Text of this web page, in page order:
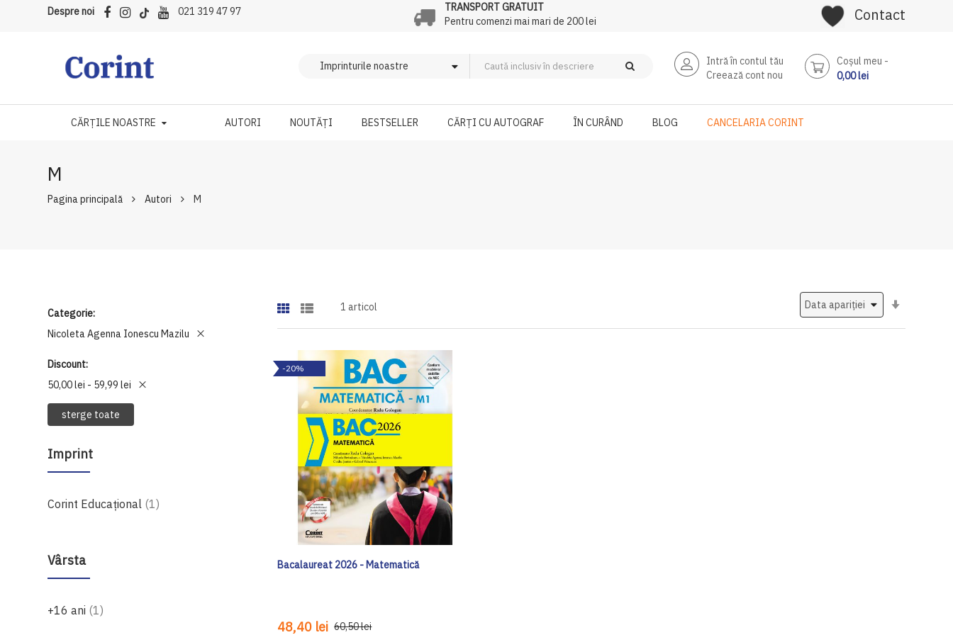
Despre noi 021 319 47 97
TRANSPORT GRATUIT
Pentru comenzi mai mari de 200 lei
Contact
Intră în contul tău
Creează cont nou
Coşul meu
0,00 lei
CĂRȚILE NOASTRE AUTORI NOUTĂȚI BESTSELLER CĂRȚI CU AUTOGRAF ÎN CURÂND BLOG CANCELARIA CORINT
M
Pagina principală Autori M
Categorie
Nicoleta Agenna Ionescu Mazilu
Discount
50,00 lei - 59,99 lei
sterge toate
Imprint
Corint Educaţional 1produs
Vârsta
+16 ani 1produs
1 articol
-20%
Bacalaureat 2026 - Matematică
48,40 lei 60,50 lei